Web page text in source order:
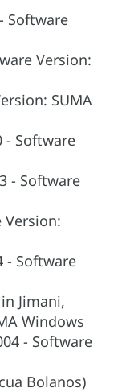
Software
Version:
SUMA
- Software
- Software
Version:
- Software
Jimani,
Windows
- Software
Bolanos)